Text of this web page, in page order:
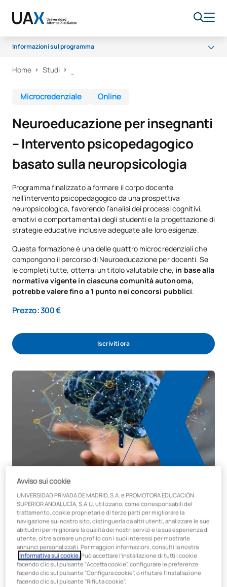
Informazioni sul programma
Perché UAX
Home Studi
Microcredenziale Online
Neuroeducazione per insegnanti
– Intervento psicopedagogico
basato sulla neuropsicologia
Programma finalizzato a formare il corpo docente
nell’intervento psicopedagogico da una prospettiva
neuropsicologica, favorendo l’analisi dei processi cognitivi,
emotivi e comportamentali degli studenti e la progettazione di
strategie educative inclusive adeguate alle loro esigenze.
Questa formazione è una delle quattro microcredenziali che
compongono il percorso di Neuroeducazione per docenti. Se
le completi tutte, otterrai un titolo valutabile che, in base alla
normativa vigente in ciascuna comunità autonoma,
potrebbe valere fino a 1 punto nei concorsi pubblici.
Prezzo: 300 €
Iscriviti ora
Durata Crediti
25 ore / 1 ECTS
Modalità
Online
Faculty
Scienze dell'educazione
Avviso sui cookie
UNIVERSIDAD PRIVADA DE MADRID, S.A. e PROMOTORA EDUCACIÓN
SUPERIOR ANDALUCÍA, S.A.U. utilizzano, come corresponsabili del
trattamento, cookie proprietari e di terze parti per migliorare la
navigazione sul nostro sito, distinguerla da altri utenti, analizzare le sue
abitudini per migliorare la qualità dei nostri servizi e la sua esperienza di
utente, oltre a creare un profilo con i suoi interessi per mostrarle
annunci personalizzati. Per maggiori informazioni, consulti la nostra
Informativa sui cookie.Può accettare l'installazione di tutti i cookie
facendo clic sul pulsante "Accetta cookie", configurare le preferenze
facendo clic sul pulsante "Configura cookie", o rifiutare l'installazione
facendo clic sul pulsante "Rifiuta cookie".